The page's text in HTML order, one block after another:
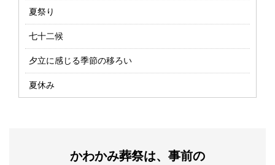
夏祭り
七十二候
夕立に感じる季節の移ろい
夏休み
かわかみ葬祭は、事前の